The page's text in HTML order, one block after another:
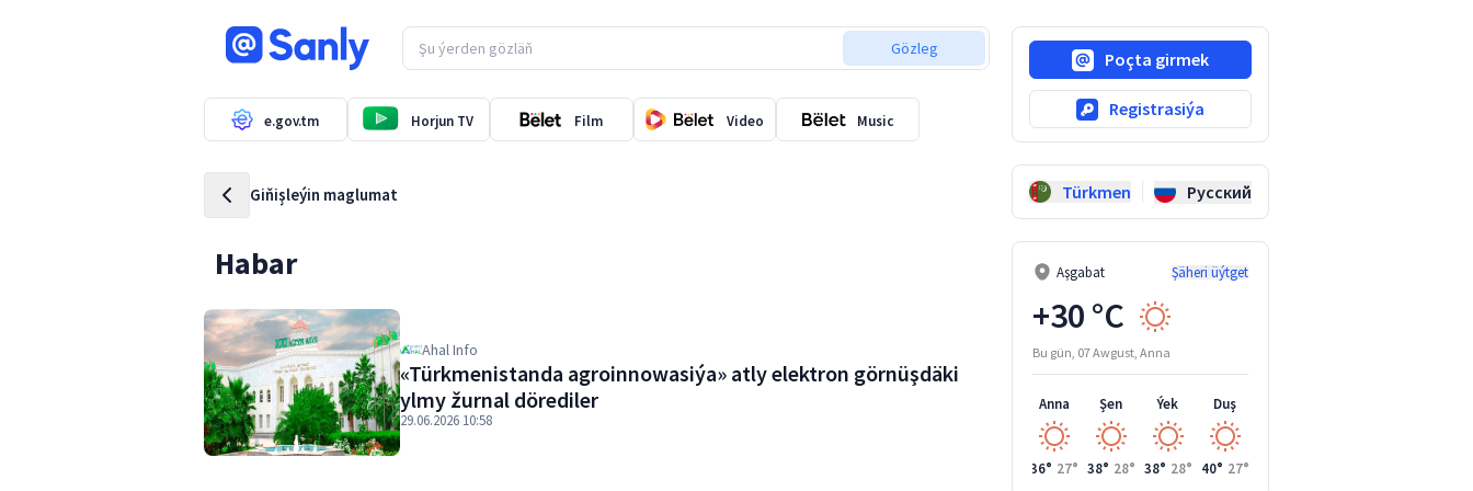
Gözleg
e.gov.tm Horjun TV Film Video Music
Giňişleýin maglumat
Habar
Ahal Info
«Türkmenistanda agroinnowasiýa» atly elektron görnüşdäki
ylmy žurnal dörediler
29.06.2026 10:58
Poçta girmek
Registrasiýa
Türkmen Русский
Aşgabat Şäheri üýtget
+30 °C
Bu gün, 07 Awgust, Anna
Anna
36° 27°
Şen
38° 28°
Ýek
38° 28°
Duş
40° 27°